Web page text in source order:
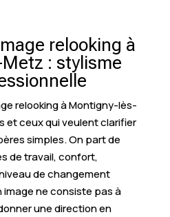
relooking à
: stylisme
relooking à Montigny-lès-
et ceux qui veulent clarifier
simples. On part de
de travail, confort,
de changement
image ne consiste pas à
une direction en